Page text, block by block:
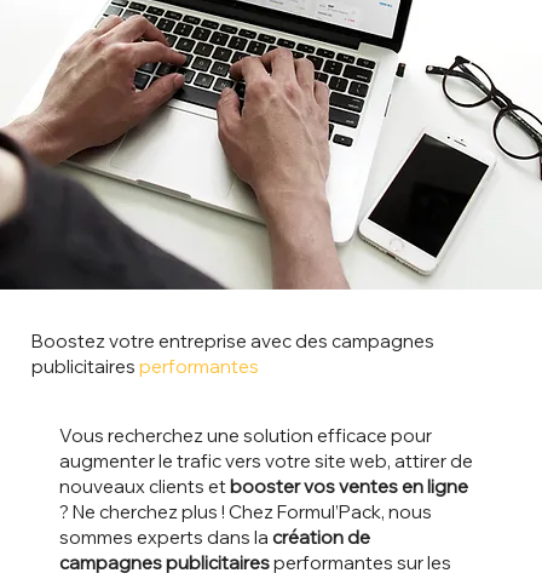
Boostez votre entreprise avec des campagnes
publicitaires performantes
Vous recherchez une solution efficace pour
augmenter le trafic vers votre site web, attirer de
nouveaux clients etbooster vos ventes en ligne
? Ne cherchez plus ! Chez Formul’Pack, nous
sommes experts dans la création de
campagnes publicitairesperformantes sur les